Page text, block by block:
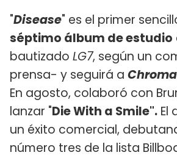
"Disease" es el primer
séptimo álbum de estudio
bautizado LG7, según un
prensa- y seguirá a
En agosto, colaboró con
lanzar "Die With a Smile". El
un éxito comercial,
número tres de la lista